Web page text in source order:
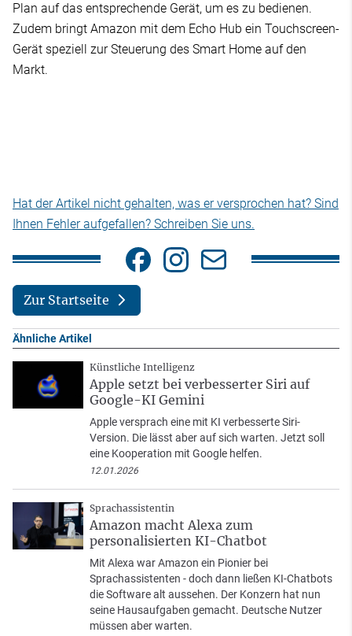
Plan auf das entsprechende Gerät, um es zu bedienen.
Zudem bringt Amazon mit dem Echo Hub ein Touchscreen-
Gerät speziell zur Steuerung des Smart Home auf den
Markt.
Hat der Artikel nicht gehalten, was er versprochen hat? Sind
Ihnen Fehler aufgefallen? Schreiben Sie uns.
Zur Startseite
Ähnliche Artikel
Künstliche Intelligenz
Apple setzt bei verbesserter Siri auf
Google-KI Gemini
Apple versprach eine mit KI verbesserte Siri-
Version. Die lässt aber auf sich warten. Jetzt soll
eine Kooperation mit Google helfen.
12.01.2026
Sprachassistentin
Amazon macht Alexa zum
personalisierten KI-Chatbot
Mit Alexa war Amazon ein Pionier bei
Sprachassistenten - doch dann ließen KI-Chatbots
die Software alt aussehen. Der Konzern hat nun
seine Hausaufgaben gemacht. Deutsche Nutzer
müssen aber warten.